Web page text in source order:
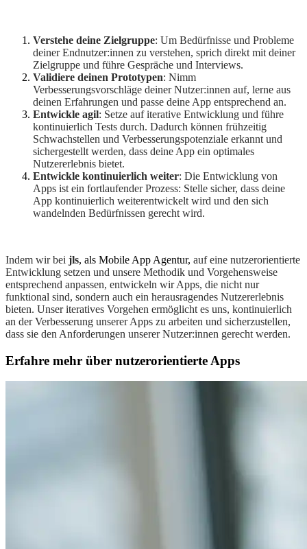
Verstehe deine Zielgruppe: Um Bedürfnisse und Probleme
deiner Endnutzer:innen zu verstehen, sprich direkt mit deiner
Zielgruppe und führe Gespräche und Interviews.
Validiere deinen Prototypen: Nimm
Verbesserungsvorschläge deiner Nutzer:innen auf, lerne aus
deinen Erfahrungen und passe deine App entsprechend an.
Entwickle agil: Setze auf iterative Entwicklung und führe
kontinuierlich Tests durch. Dadurch können frühzeitig
Schwachstellen und Verbesserungspotenziale erkannt und
sichergestellt werden, dass deine App ein optimales
Nutzererlebnis bietet.
Entwickle kontinuierlich weiter: Die Entwicklung von
Apps ist ein fortlaufender Prozess: Stelle sicher, dass deine
App kontinuierlich weiterentwickelt wird und den sich
wandelnden Bedürfnissen gerecht wird.
Indem wir bei jls, als Mobile App Agentur, auf eine nutzerorientierte
Entwicklung setzen und unsere Methodik und Vorgehensweise
entsprechend anpassen, entwickeln wir Apps, die nicht nur
funktional sind, sondern auch ein herausragendes Nutzererlebnis
bieten. Unser iteratives Vorgehen ermöglicht es uns, kontinuierlich
an der Verbesserung unserer Apps zu arbeiten und sicherzustellen,
dass sie den Anforderungen unserer Nutzer:innen gerecht werden.
Erfahre mehr über nutzerorientierte Apps